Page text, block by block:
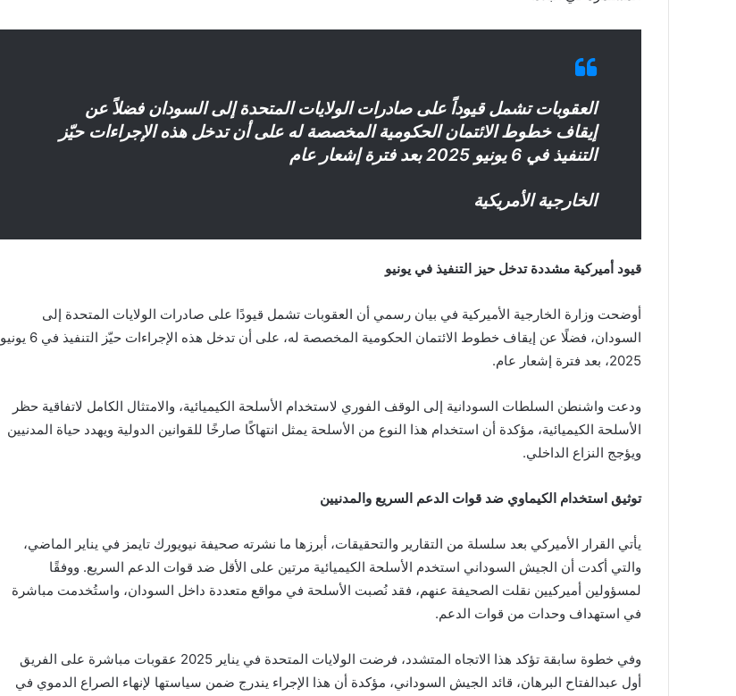
العقوبات تشمل قيوداً على صادرات الولايات المتحدة إلى السودان فضلاً عن
إيقاف خطوط الائتمان الحكومية المخصصة له على أن تدخل هذه الإجراءات حيّز
التنفيذ في 6 يونيو 2025 بعد فترة إشعار عام
الخارجية الأمريكية
قيود أميركية مشددة تدخل حيز التنفيذ في يونيو
أوضحت وزارة الخارجية الأميركية في بيان رسمي أن العقوبات تشمل قيودًا على صادرات الولايات المتحدة إلى
السودان، فضلًا عن إيقاف خطوط الائتمان الحكومية المخصصة له، على أن تدخل هذه الإجراءات حيّز التنفيذ في 6 يونيو
2025، بعد فترة إشعار عام.
ودعت واشنطن السلطات السودانية إلى الوقف الفوري لاستخدام الأسلحة الكيميائية، والامتثال الكامل لاتفاقية حظر
الأسلحة الكيميائية، مؤكدة أن استخدام هذا النوع من الأسلحة يمثل انتهاكًا صارخًا للقوانين الدولية ويهدد حياة المدنيين
ويؤجج النزاع الداخلي.
توثيق استخدام الكيماوي ضد قوات الدعم السريع والمدنيين
يأتي القرار الأميركي بعد سلسلة من التقارير والتحقيقات، أبرزها ما نشرته صحيفة نيويورك تايمز في يناير الماضي،
والتي أكدت أن الجيش السوداني استخدم الأسلحة الكيميائية مرتين على الأقل ضد قوات الدعم السريع. ووفقًا
لمسؤولين أميركيين نقلت الصحيفة عنهم، فقد نُصبت الأسلحة في مواقع متعددة داخل السودان، واستُخدمت مباشرة
في استهداف وحدات من قوات الدعم.
وفي خطوة سابقة تؤكد هذا الاتجاه المتشدد، فرضت الولايات المتحدة في يناير 2025 عقوبات مباشرة على الفريق
أول عبدالفتاح البرهان، قائد الجيش السوداني، مؤكدة أن هذا الإجراء يندرج ضمن سياستها لإنهاء الصراع الدموي في